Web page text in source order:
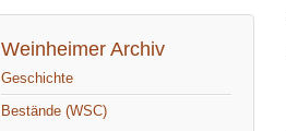
Weinheimer Archiv
Geschichte
Bestände (WSC)